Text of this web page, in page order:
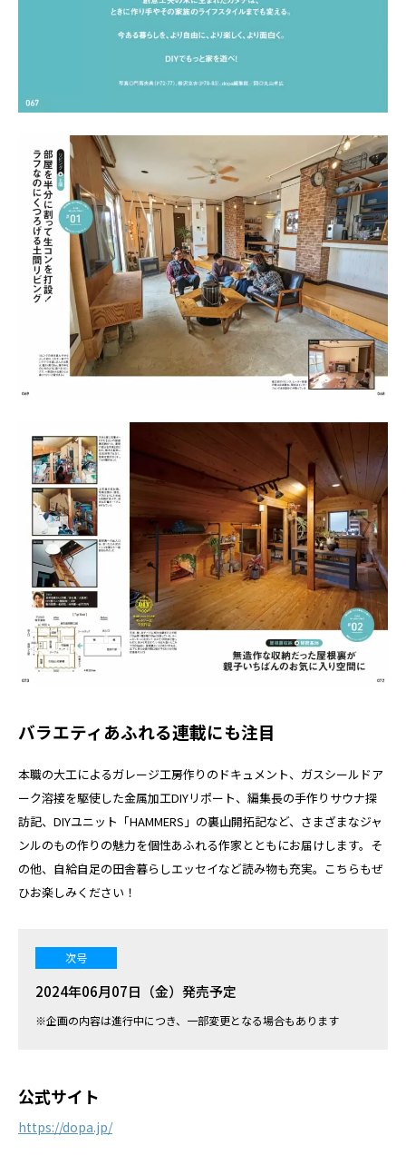
バラエティあふれる連載にも注目
本職の大工によるガレージ工房作りのドキュメント、ガスシールドア
ーク溶接を駆使した金属加工DIYリポート、編集長の手作りサウナ探
訪記、DIYユニット「HAMMERS」の裏山開拓記など、さまざまなジャ
ンルのもの作りの魅力を個性あふれる作家とともにお届けします。そ
の他、自給自足の田舎暮らしエッセイなど読み物も充実。こちらもぜ
ひお楽しみください！
次号
2024年06月07日（金）発売予定
※企画の内容は進行中につき、一部変更となる場合もあります
公式サイト
https://dopa.jp/